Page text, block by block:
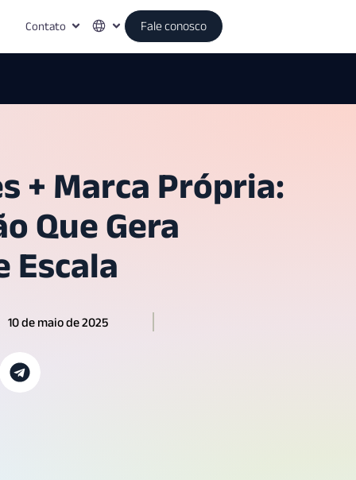
Contato Fale conosco
+ Marca Própria:
Que Gera
Escala
10 de maio de 2025